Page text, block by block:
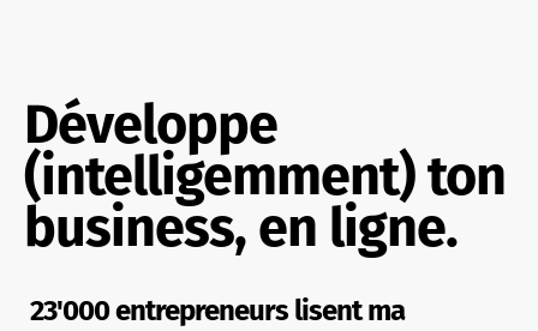
Développe
(intelligemment) ton
business, en ligne.
23'000 entrepreneurs lisent ma